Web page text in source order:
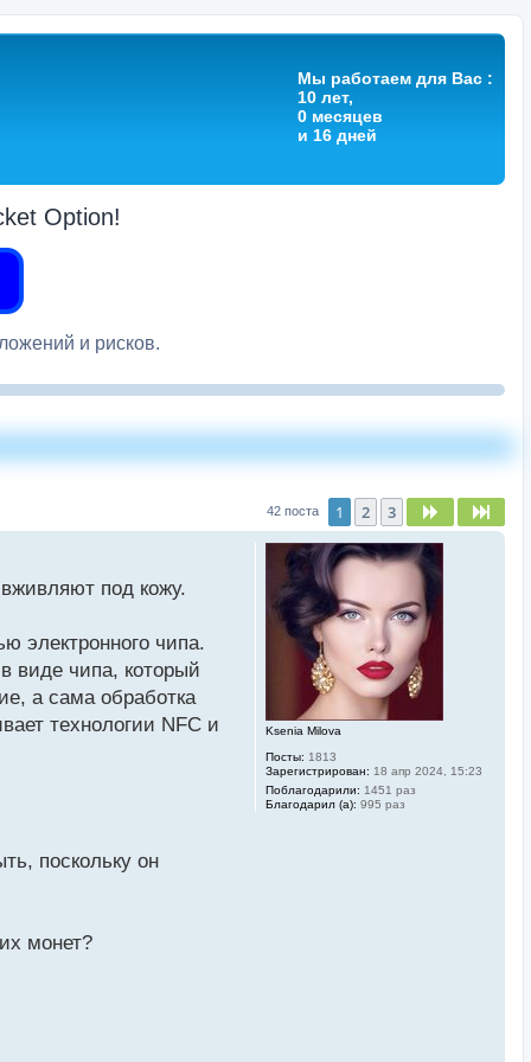
Мы работаем для Вас :
10 лет,
0 месяцев
и 16 дней
Option!
и рисков.
42 поста 1 2 3 След.
Ksenia Milova
Посты: 1813
Зарегистрирован: 18 апр 2024, 15:23
Поблагодарили: 1451 раз
Благодарил (а): 995 раз
под кожу.
электронного чипа.
виде чипа, который
а сама обработка
технологии NFC и
поскольку он
монет?